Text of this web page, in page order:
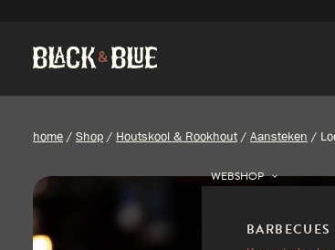
WEBSHOP
BARBECUES
home / Shop / Houtskool & Rookhout / Aansteken /